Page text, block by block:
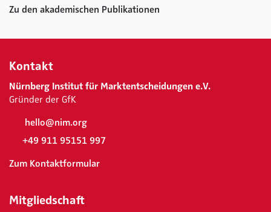
Zu den akademischen Publikationen
Kontakt
Nürnberg Institut für Marktentscheidungen e.V.
Gründer der GfK
hello@nim.org
+49 911 95151 997
Zum Kontaktformular
Mitgliedschaft